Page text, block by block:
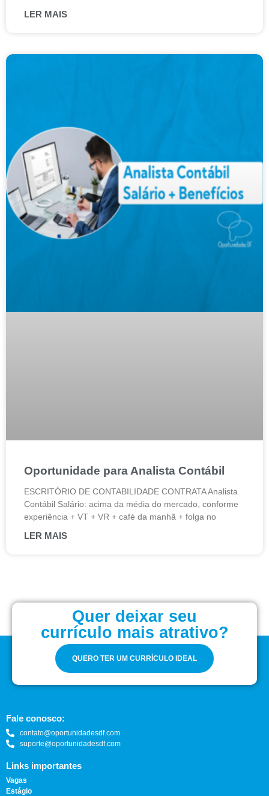
LER MAIS
Oportunidade para Analista Contábil
ESCRITÓRIO DE CONTABILIDADE CONTRATA Analista
Contábil Salário: acima da média do mercado, conforme
experiência + VT + VR + café da manhã + folga no
LER MAIS
Quer deixar seu
currículo mais atrativo?
QUERO TER UM CURRÍCULO IDEAL
Fale conosco:
contato@oportunidadesdf.com
suporte@oportunidadesdf.com
Links importantes
Vagas
Estágio